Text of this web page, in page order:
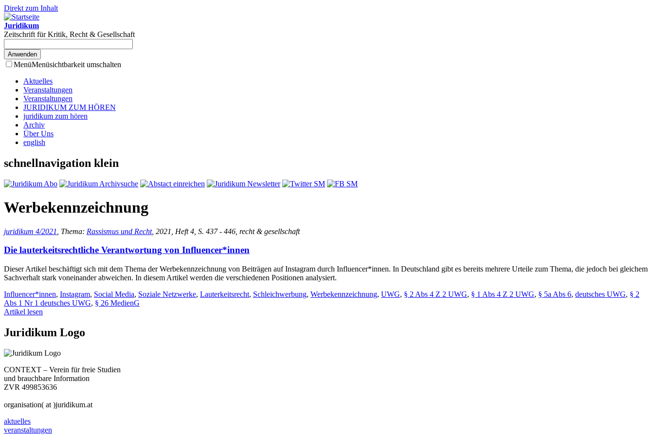
Direkt zum Inhalt
Juridikum
Zeitschrift für Kritik, Recht & Gesellschaft
MenüMenüsichtbarkeit umschalten
Aktuelles
Veranstaltungen
Veranstaltungen
JURIDIKUM ZUM HÖREN
juridikum zum hören
Archiv
Über Uns
english
schnellnavigation klein
Werbekennzeichnung
juridikum 4/2021 , Thema: Rassismus und Recht, 2021, Heft 4, S. 437 - 446, recht & gesellschaft
Die lauterkeitsrechtliche Verantwortung von Influencer*innen
Dieser Artikel beschäftigt sich mit dem Thema der Werbekennzeichnung von Beiträgen auf Instagram durch Influencer*innen. In Deutschland gibt es bereits mehrere Urteile zum Thema, die jedoch bei gleichem
Sachverhalt stark voneinander abweichen. In diesem Artikel werden die verschiedenen Positionen analysiert.
Influencer*innen, Instagram, Social Media, Soziale Netzwerke, Lauterkeitsrecht, Schleichwerbung, Werbekennzeichnung, UWG, § 2 Abs 4 Z 2 UWG, § 1 Abs 4 Z 2 UWG, § 5a Abs 6, deutsches UWG, § 2
Abs 1 Nr 1 deutsches UWG, § 26 MedienG
Artikel lesen
Juridikum Logo
CONTEXT – Verein für freie Studien
und brauchbare Information
ZVR 499853636
organisation( at )juridikum.at
aktuelles
veranstaltungen